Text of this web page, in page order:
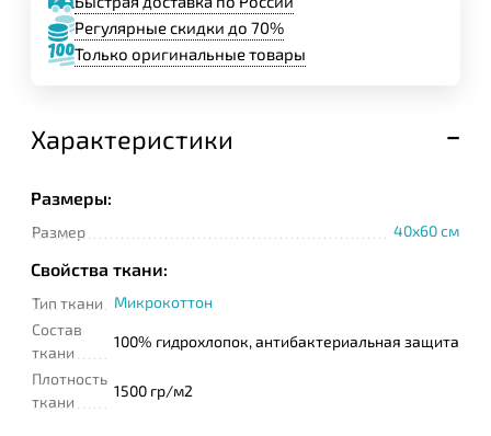
Регулярные скидки до 70%
Только оригинальные товары
Характеристики
Размеры:
Размер 40x60 см
Свойства ткани:
Тип ткани
Микрокоттон
Состав
ткани
100% гидрохлопок, антибактериальная защита
Плотность
ткани
1500 гр/м2